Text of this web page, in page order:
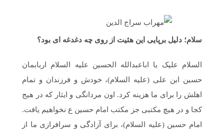
سلام؛ دلیل برپایی این هئیت از روی چه دغدغه ای بود؟
السلام علیک یا اباعبدالله الحسین علیه السلام اربابمان
حسین ابن علی (علیه السلام)، خودش و فرزندان و تمام
اهلش را برای ما هزینه کرد. اون مردانگی و ایثار که در هیج
کجا و در هیچ مکتبی جز مکتب امام حسین ع نخواهیم یافت.
امام حسین (علیه السلام)، برای آزادگی و سرافرازی ما از